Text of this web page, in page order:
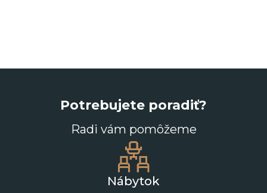
Potrebujete poradiť?
Radi vám pomôžeme
Nábytok